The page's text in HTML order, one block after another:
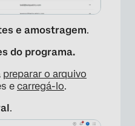
e amostragem.
do programa.
preparar o arquivo
e carregá-lo.
.